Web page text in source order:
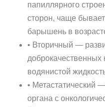
папиллярного
сторон, чаще
барышень в
• Вторичный —
доброкачественных
водянистой
• Метастатический
органа с